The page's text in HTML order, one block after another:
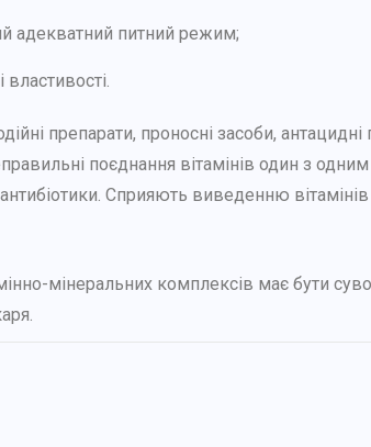
адекватний питний режим;
препарати, проносні засоби, антацидні
поєднання вітамінів один з одним
Сприяють виведенню вітамінів
мінеральних комплексів має бути